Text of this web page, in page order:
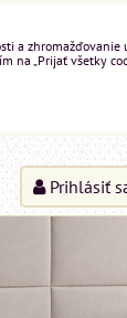
Prihlásiť
a
„Prijať všetky